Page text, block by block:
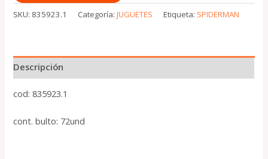
SKU: 835923.1 Categoría:JUGUETES Etiqueta: SPIDERMAN
Descripción
cod: 835923.1
cont. bulto: 72und